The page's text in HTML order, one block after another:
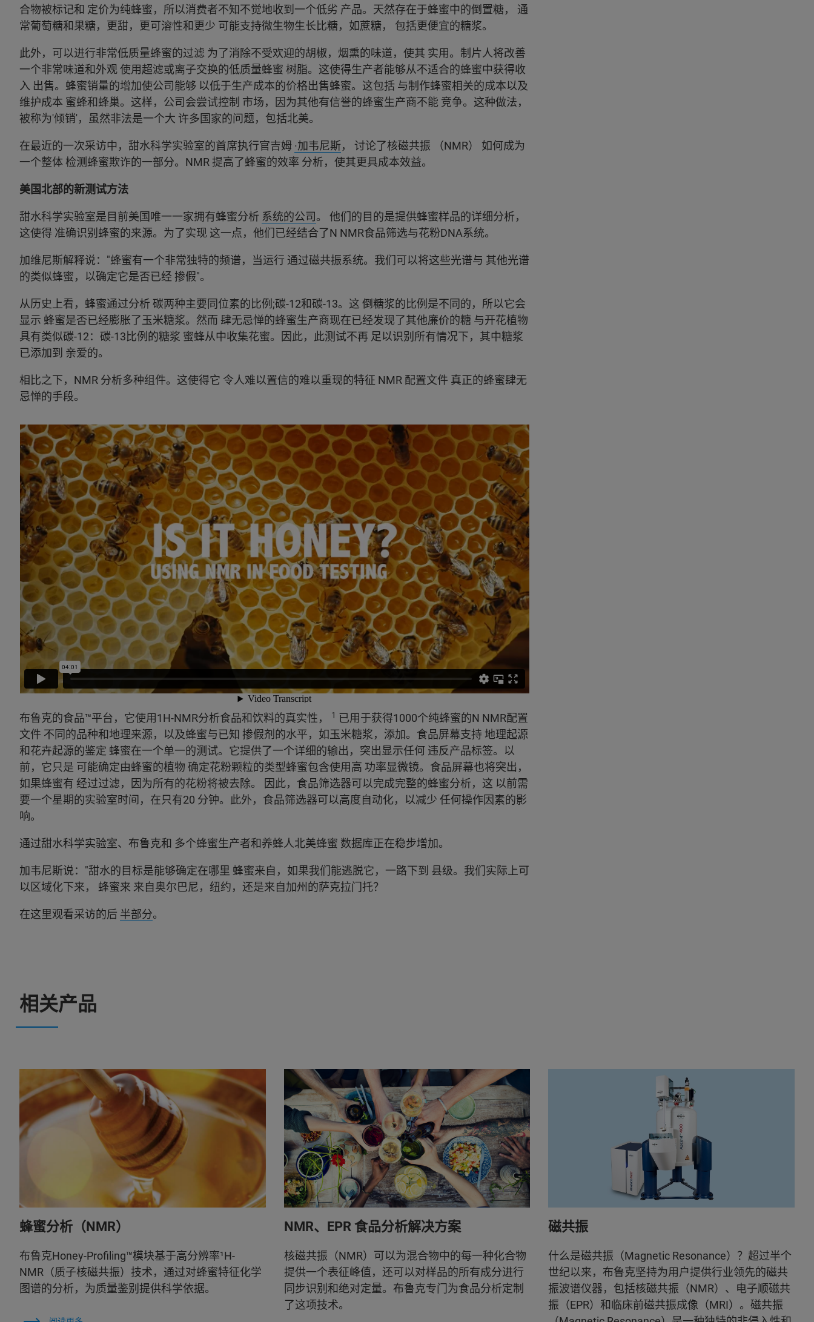
合物被标记和 定价为纯蜂蜜，所以消费者不知不觉地收到一个低劣 产品。天然存在于蜂蜜中的倒置糖， 通
常葡萄糖和果糖，更甜，更可溶性和更少 可能支持微生物生长比糖，如蔗糖， 包括更便宜的糖浆。
此外，可以进行非常低质量蜂蜜的过滤 为了消除不受欢迎的胡椒，烟熏的味道，使其 实用。制片人将改善
一个非常味道和外观 使用超滤或离子交换的低质量蜂蜜 树脂。这使得生产者能够从不适合的蜂蜜中获得收
入 出售。蜂蜜销量的增加使公司能够 以低于生产成本的价格出售蜂蜜。这包括 与制作蜂蜜相关的成本以及
维护成本 蜜蜂和蜂巢。这样，公司会尝试控制 市场，因为其他有信誉的蜂蜜生产商不能 竞争。这种做法，
被称为'倾销'，虽然非法是一个大 许多国家的问题，包括北美。
在最近的一次采访中，甜水科学实验室的首席执行官吉姆 ·加韦尼斯， 讨论了核磁共振 （NMR） 如何成为
一个整体 检测蜂蜜欺诈的一部分。NMR 提高了蜂蜜的效率 分析，使其更具成本效益。
美国北部的新测试方法
甜水科学实验室是目前美国唯一一家拥有蜂蜜分析 系统的公司。 他们的目的是提供蜂蜜样品的详细分析，
这使得 准确识别蜂蜜的来源。为了实现 这一点，他们已经结合了N NMR食品筛选与花粉DNA系统。
加维尼斯解释说："蜂蜜有一个非常独特的频谱，当运行 通过磁共振系统。我们可以将这些光谱与 其他光谱
的类似蜂蜜，以确定它是否已经 掺假"。
从历史上看，蜂蜜通过分析 碳两种主要同位素的比例;碳-12和碳-13。这 倒糖浆的比例是不同的，所以它会
显示 蜂蜜是否已经膨胀了玉米糖浆。然而 肆无忌惮的蜂蜜生产商现在已经发现了其他廉价的糖 与开花植物
具有类似碳-12：碳-13比例的糖浆 蜜蜂从中收集花蜜。因此，此测试不再 足以识别所有情况下，其中糖浆
已添加到 亲爱的。
相比之下，NMR 分析多种组件。这使得它 令人难以置信的难以重现的特征 NMR 配置文件 真正的蜂蜜肆无
忌惮的手段。
布鲁克的食品™平台，它使用1H-NMR分析食品和饮料的真实性， 1 已用于获得1000个纯蜂蜜的N NMR配置
文件 不同的品种和地理来源，以及蜂蜜与已知 掺假剂的水平，如玉米糖浆，添加。食品屏幕支持 地理起源
和花卉起源的鉴定 蜂蜜在一个单一的测试。它提供了一个详细的输出，突出显示任何 违反产品标签。以
前，它只是 可能确定由蜂蜜的植物 确定花粉颗粒的类型蜂蜜包含使用高 功率显微镜。食品屏幕也将突出，
如果蜂蜜有 经过过滤，因为所有的花粉将被去除。 因此，食品筛选器可以完成完整的蜂蜜分析，这 以前需
要一个星期的实验室时间，在只有20 分钟。此外，食品筛选器可以高度自动化，以减少 任何操作因素的影
响。
通过甜水科学实验室、布鲁克和 多个蜂蜜生产者和养蜂人北美蜂蜜 数据库正在稳步增加。
加韦尼斯说："甜水的目标是能够确定在哪里 蜂蜜来自，如果我们能逃脱它，一路下到 县级。我们实际上可
以区域化下来， 蜂蜜来 来自奥尔巴尼，纽约，还是来自加州的萨克拉门托？
在这里观看采访的后 半部分。
相关产品
蜂蜜分析（NMR）
布鲁克Honey-Profiling™模块基于高分辨率¹H-
NMR（质子核磁共振）技术，通过对蜂蜜特征化学
图谱的分析，为质量鉴别提供科学依据。
NMR、EPR 食品分析解决方案
核磁共振（NMR）可以为混合物中的每一种化合物
提供一个表征峰值，还可以对样品的所有成分进行
同步识别和绝对定量。布鲁克专门为食品分析定制
了这项技术。
磁共振
什么是磁共振（Magnetic Resonance）？超过半个
世纪以来，布鲁克坚持为用户提供行业领先的磁共
振波谱仪器，包括核磁共振（NMR）、电子顺磁共
振（EPR）和临床前磁共振成像（MRI）。磁共振